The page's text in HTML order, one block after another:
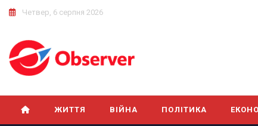
Четвер, 6 серпня 2026
ЖИТТЯ ВІЙНА ПОЛІТИКА